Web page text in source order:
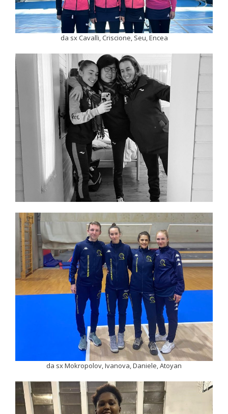
da sx Cavalli, Criscione, Seu, Encea
da sx Mokropolov, Ivanova, Daniele, Atoyan